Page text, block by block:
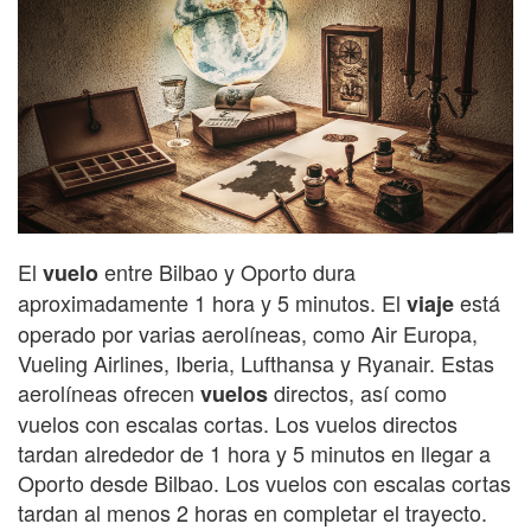
El vueloentre Bilbao y Oporto dura
aproximadamente 1 hora y 5 minutos. El viajeestá
operado por varias aerolíneas, como Air Europa,
Vueling Airlines, Iberia, Lufthansa y Ryanair. Estas
aerolíneas ofrecen vuelosdirectos, así como
vuelos con escalas cortas. Los vuelos directos
tardan alrededor de 1 hora y 5 minutos en llegar a
Oporto desde Bilbao. Los vuelos con escalas cortas
tardan al menos 2 horas en completar el trayecto.